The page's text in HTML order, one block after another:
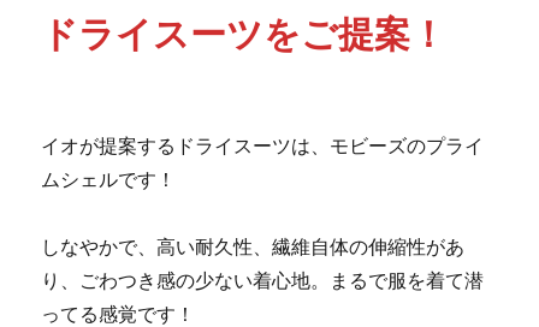
ドライスーツをご提案！
イオが提案するドライスーツは、モビーズのプライ
ムシェルです！
しなやかで、高い耐久性、繊維自体の伸縮性があ
り、ごわつき感の少ない着心地。まるで服を着て潜
ってる感覚です！